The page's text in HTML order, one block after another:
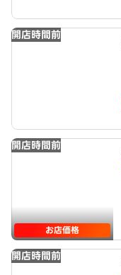
開店時間前
開店時間前
お店価格
開店時間前